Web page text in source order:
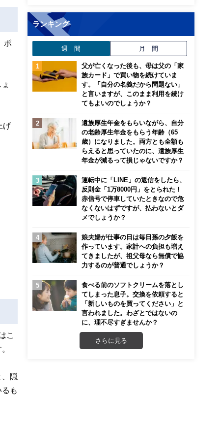
ポ
げ
こ
、隠
も
ランキング
週 間 月 間
父が亡くなった後も、母は父の「家
族カード」で買い物を続けていま
す。「自分の名義だから問題ない」
と言いますが、このまま利用を続け
てもよいのでしょうか？
遺族厚生年金をもらいながら、自分
の老齢厚生年金をもらう年齢（65
歳）になりました。両方とも全額も
らえると思っていたのに、遺族厚生
年金が減るって損じゃないですか？
運転中に「LINE」の返信をしたら、
反則金「1万8000円」をとられた！
赤信号で停車していたときなので危
なくないはずですが、払わないとダ
メでしょうか？
娘夫婦が仕事の日は毎日孫の夕飯を
作っています。家計への負担も増え
てきましたが、祖父母なら無償で協
力するのが普通でしょうか？
食べる前のソフトクリームを落とし
てしまった息子。交換を依頼すると
「新しいものを買ってください」と
言われました。わざとではないの
に、理不尽すぎませんか？
さらに見る